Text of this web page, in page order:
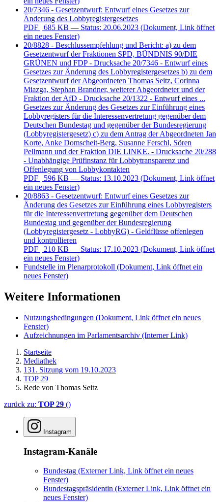
20/7346 - Gesetzentwurf: Entwurf eines Gesetzes zur
Änderung des Lobbyregistergesetzes
PDF | 685 KB — Status: 20.06.2023 (Dokument, Link öffnet
ein neues Fenster)
20/8828 - Beschlussempfehlung und Bericht: a) zu dem
Gesetzentwurf der Fraktionen SPD, BÜNDNIS 90/DIE
GRÜNEN und FDP - Drucksache 20/7346 - Entwurf eines
Gesetzes zur Änderung des Lobbyregistergesetzes b) zu dem
Gesetzentwurf der Abgeordneten Thomas Seitz, Corinna
Miazga, Stephan Brandner, weiterer Abgeordneter und der
Fraktion der AfD - Drucksache 20/1322 - Entwurf eines ...
Gesetzes zur Änderung des Gesetzes zur Einführung eines
Lobbyregisters für die Interessenvertretung gegenüber dem
Deutschen Bundestag und gegenüber der Bundesregierung
(Lobbyregistergesetz) c) zu dem Antrag der Abgeordneten Jan
Korte, Anke Domscheit-Berg, Susanne Ferschl, Sören
Pellmann und der Fraktion DIE LINKE. - Drucksache 20/288
- Unabhängige Prüfinstanz für Lobbytransparenz und
Offenlegung von Lobbykontakten
PDF | 596 KB — Status: 13.10.2023 (Dokument, Link öffnet
ein neues Fenster)
20/8863 - Gesetzentwurf: Entwurf eines Gesetzes zur
Änderung des Gesetzes zur Einführung eines Lobbyregisters
für die Interessenvertretung gegenüber dem Deutschen
Bundestag und gegenüber der Bundesregierung
(Lobbyregistergesetz - LobbyRG) - Geldflüsse offenlegen
und kontrollieren
PDF | 210 KB — Status: 17.10.2023 (Dokument, Link öffnet
ein neues Fenster)
Fundstelle im Plenarprotokoll (Dokument, Link öffnet ein
neues Fenster)
Weitere Informationen
Nutzungsbedingungen (Dokument, Link öffnet ein neues
Fenster)
Aufzeichnungen im Parlamentsarchiv (Interner Link)
Startseite
Mediathek
131. Sitzung vom 19.10.2023
TOP 29
Rede von Thomas Seitz
zurück zu: TOP 29 ()
Instagram
Instagram-Kanäle
Bundestag (Externer Link, Link öffnet ein neues
Fenster)
Bundestagspräsidentin (Externer Link, Link öffnet ein
neues Fenster)